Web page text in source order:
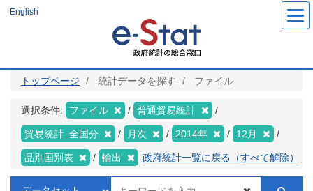
ツ
English
トップページ 統計データを探す ファイル
選択条件: ファイル 普通貿易統計
貿易統計_全国分 月次 2014年 12月
品別国別表 輸出 政府統計一覧に戻る（すべて解除）